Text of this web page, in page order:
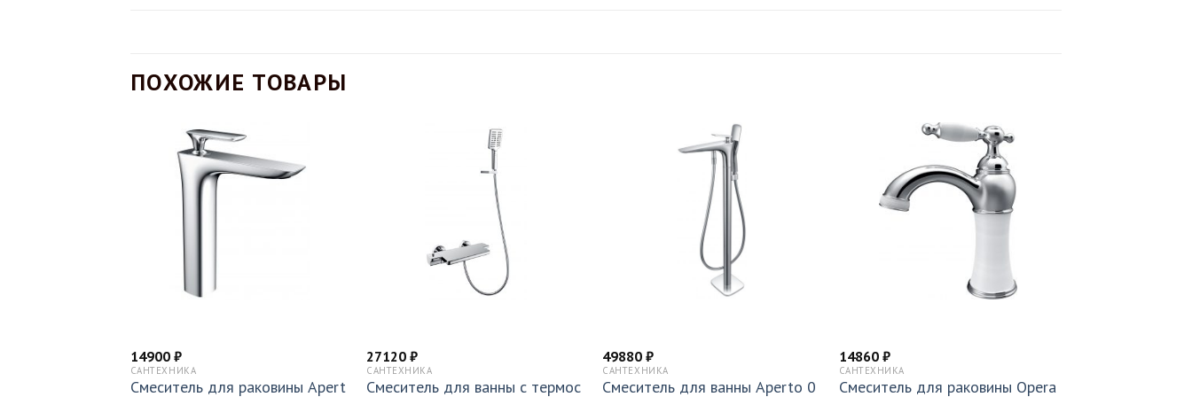
ПОХОЖИЕ ТОВАРЫ
14900 ₽
САНТЕХНИКА
Смеситель для раковины Apert
27120₽
САНТЕХНИКА
Смеситель для ванны с термос
49880₽
САНТЕХНИКА
Смеситель для ванны Aperto 0
14860 ₽
САНТЕХНИКА
Смеситель для раковины Opera